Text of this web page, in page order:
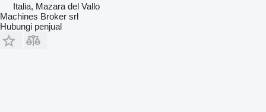
Italia, Mazara del Vallo
Machines Broker srl
Hubungi penjual